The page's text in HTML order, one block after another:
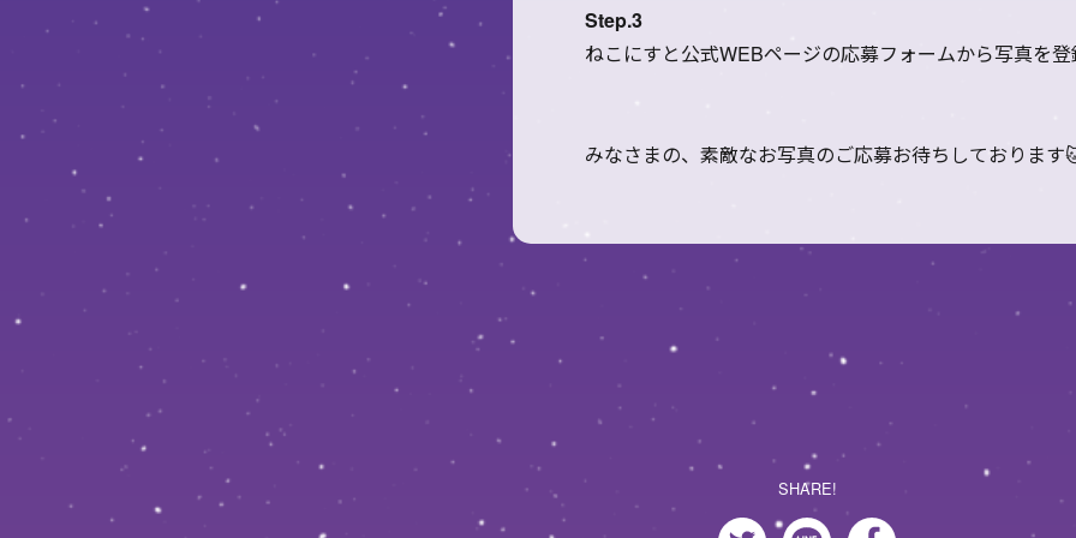
Step.3
ねこにすと公式WEBページの応募フォームから写真を
みなさまの、素敵なお写真のご応募お待ちしております
SHARE!